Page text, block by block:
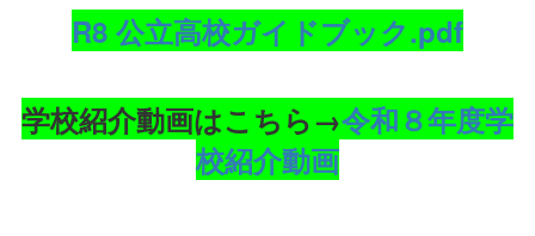
R8 公立高校ガイドブック.pdf
学校紹介動画はこちら→令和８年度学
校紹介動画